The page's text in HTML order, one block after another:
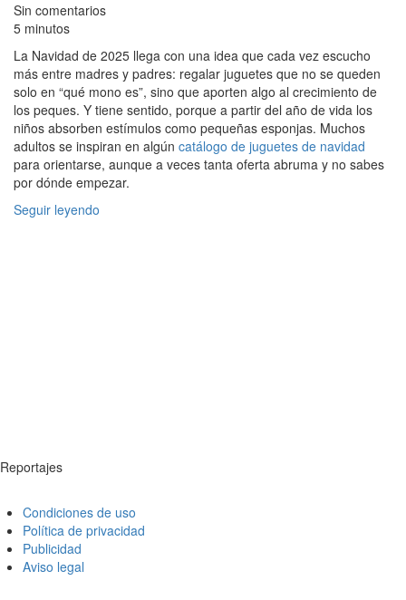
Sin comentarios
5 minutos
La Navidad de 2025 llega con una idea que cada vez escucho
más entre madres y padres: regalar juguetes que no se queden
solo en “qué mono es”, sino que aporten algo al crecimiento de
los peques. Y tiene sentido, porque a partir del año de vida los
niños absorben estímulos como pequeñas esponjas. Muchos
adultos se inspiran en algún catálogo de juguetes de navidad
para orientarse, aunque a veces tanta oferta abruma y no sabes
por dónde empezar.
Seguir leyendo
Reportajes
Condiciones de uso
Política de privacidad
Publicidad
Aviso legal